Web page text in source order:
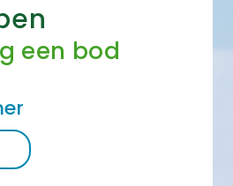
een bod